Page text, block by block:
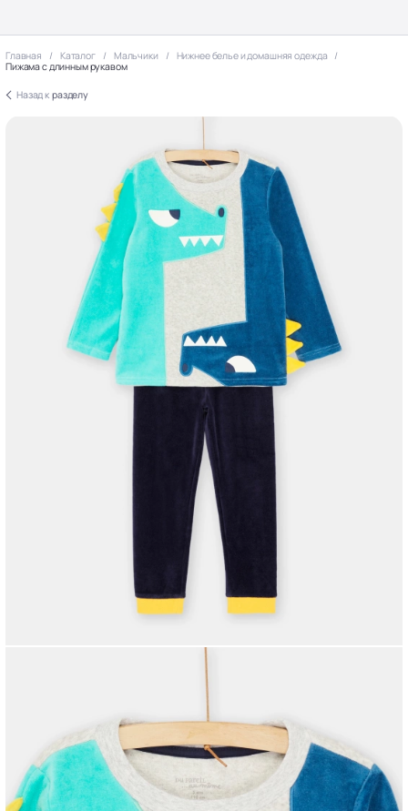
Главная Каталог Мальчики
Нижнее белье и домашняя одежда
Пижама с длинным рукавом
Назад к разделу